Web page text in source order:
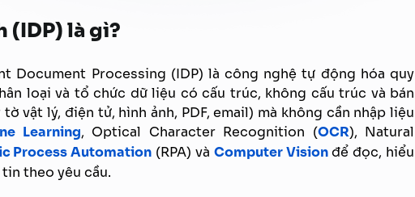
(IDP) là gì?
Document Processing (IDP) là công nghệ tự động hóa quy
loại và tổ chức dữ liệu có cấu trúc, không cấu trúc và bán
vật lý, điện tử, hình ảnh, PDF, email) mà không cần nhập liệu
Learning, Optical Character Recognition (OCR), Natural
Process Automation (RPA) và Computer Visionđể đọc, hiểu
theo yêu cầu.